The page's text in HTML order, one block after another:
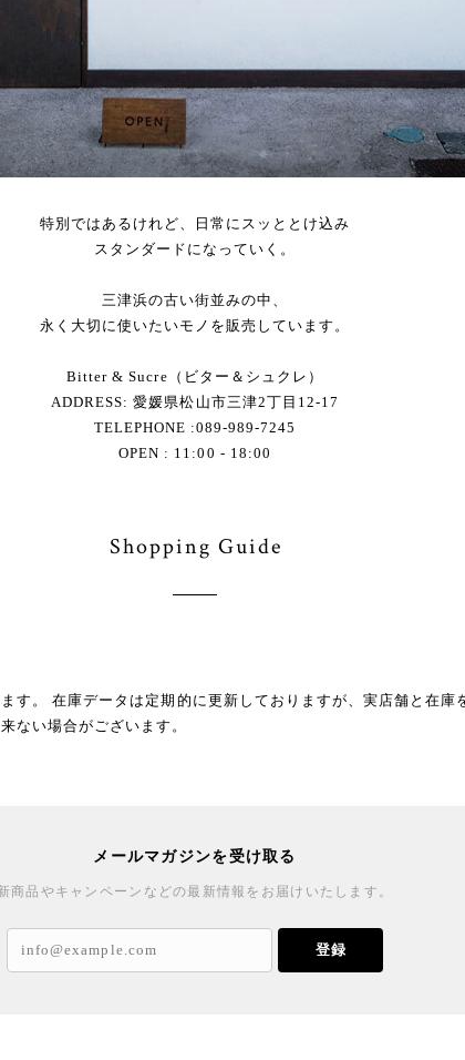
特別ではあるけれど、日常にスッととけ込み
スタンダードになっていく。
三津浜の古い街並みの中、
永く大切に使いたいモノを販売しています。
Bitter & Sucre（ビター＆シュクレ）
ADDRESS: 愛媛県松山市三津2丁目12-17
TELEPHONE :089-989-7245
OPEN : 11:00 - 18:00
Shopping Guide
す。 在庫データは定期的に更新しておりますが、実店舗と在庫
ない場合がございます。
メールマガジンを受け取る
商品やキャンペーンなどの最新情報をお届けいたします。
登録